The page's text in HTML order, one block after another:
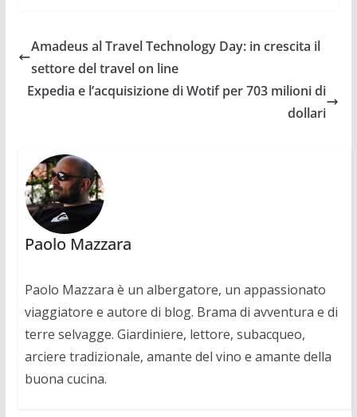
Amadeus al Travel Technology Day: in crescita il
settore del travel on line
Expedia e l’acquisizione di Wotif per 703 milioni di
dollari
Paolo Mazzara
Paolo Mazzara è un albergatore, un appassionato
viaggiatore e autore di blog. Brama di avventura e di
terre selvagge. Giardiniere, lettore, subacqueo,
arciere tradizionale, amante del vino e amante della
buona cucina.